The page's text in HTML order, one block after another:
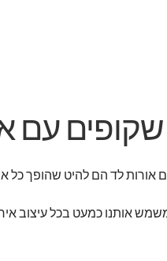
שקופים עם
אורות לד הם להיט שהופך כל
אותנו כמעט בכל עיצוב